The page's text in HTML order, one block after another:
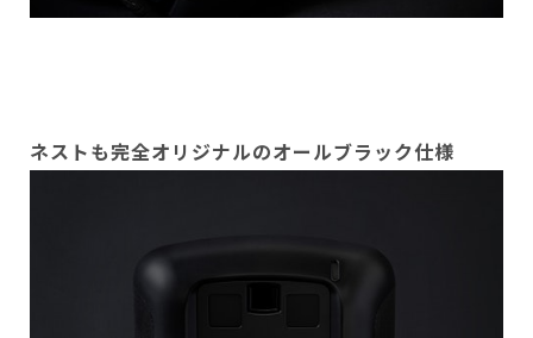
ネストも完全オリジナルのオールブラック仕様